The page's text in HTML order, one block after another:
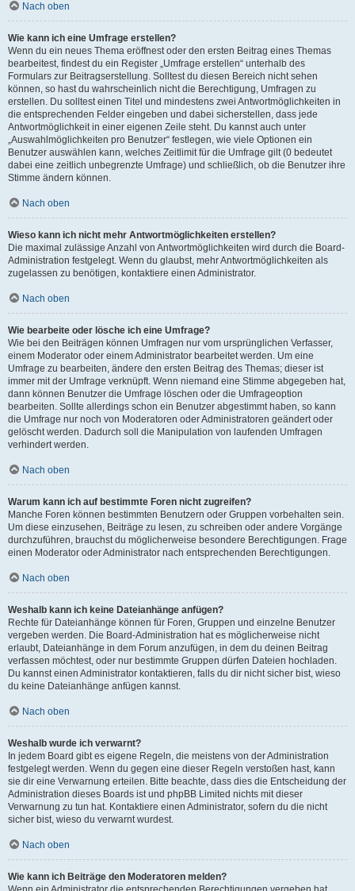
Nach oben
Wie kann ich eine Umfrage erstellen?
Wenn du ein neues Thema eröffnest oder den ersten Beitrag eines Themas
bearbeitest, findest du ein Register „Umfrage erstellen“ unterhalb des
Formulars zur Beitragserstellung. Solltest du diesen Bereich nicht sehen
können, so hast du wahrscheinlich nicht die Berechtigung, Umfragen zu
erstellen. Du solltest einen Titel und mindestens zwei Antwortmöglichkeiten in
die entsprechenden Felder eingeben und dabei sicherstellen, dass jede
Antwortmöglichkeit in einer eigenen Zeile steht. Du kannst auch unter
„Auswahlmöglichkeiten pro Benutzer“ festlegen, wie viele Optionen ein
Benutzer auswählen kann, welches Zeitlimit für die Umfrage gilt (0 bedeutet
dabei eine zeitlich unbegrenzte Umfrage) und schließlich, ob die Benutzer ihre
Stimme ändern können.
Nach oben
Wieso kann ich nicht mehr Antwortmöglichkeiten erstellen?
Die maximal zulässige Anzahl von Antwortmöglichkeiten wird durch die Board-
Administration festgelegt. Wenn du glaubst, mehr Antwortmöglichkeiten als
zugelassen zu benötigen, kontaktiere einen Administrator.
Nach oben
Wie bearbeite oder lösche ich eine Umfrage?
Wie bei den Beiträgen können Umfragen nur vom ursprünglichen Verfasser,
einem Moderator oder einem Administrator bearbeitet werden. Um eine
Umfrage zu bearbeiten, ändere den ersten Beitrag des Themas; dieser ist
immer mit der Umfrage verknüpft. Wenn niemand eine Stimme abgegeben hat,
dann können Benutzer die Umfrage löschen oder die Umfrageoption
bearbeiten. Sollte allerdings schon ein Benutzer abgestimmt haben, so kann
die Umfrage nur noch von Moderatoren oder Administratoren geändert oder
gelöscht werden. Dadurch soll die Manipulation von laufenden Umfragen
verhindert werden.
Nach oben
Warum kann ich auf bestimmte Foren nicht zugreifen?
Manche Foren können bestimmten Benutzern oder Gruppen vorbehalten sein.
Um diese einzusehen, Beiträge zu lesen, zu schreiben oder andere Vorgänge
durchzuführen, brauchst du möglicherweise besondere Berechtigungen. Frage
einen Moderator oder Administrator nach entsprechenden Berechtigungen.
Nach oben
Weshalb kann ich keine Dateianhänge anfügen?
Rechte für Dateianhänge können für Foren, Gruppen und einzelne Benutzer
vergeben werden. Die Board-Administration hat es möglicherweise nicht
erlaubt, Dateianhänge in dem Forum anzufügen, in dem du deinen Beitrag
verfassen möchtest, oder nur bestimmte Gruppen dürfen Dateien hochladen.
Du kannst einen Administrator kontaktieren, falls du dir nicht sicher bist, wieso
du keine Dateianhänge anfügen kannst.
Nach oben
Weshalb wurde ich verwarnt?
In jedem Board gibt es eigene Regeln, die meistens von der Administration
festgelegt werden. Wenn du gegen eine dieser Regeln verstoßen hast, kann
sie dir eine Verwarnung erteilen. Bitte beachte, dass dies die Entscheidung der
Administration dieses Boards ist und phpBB Limited nichts mit dieser
Verwarnung zu tun hat. Kontaktiere einen Administrator, sofern du die nicht
sicher bist, wieso du verwarnt wurdest.
Nach oben
Wie kann ich Beiträge den Moderatoren melden?